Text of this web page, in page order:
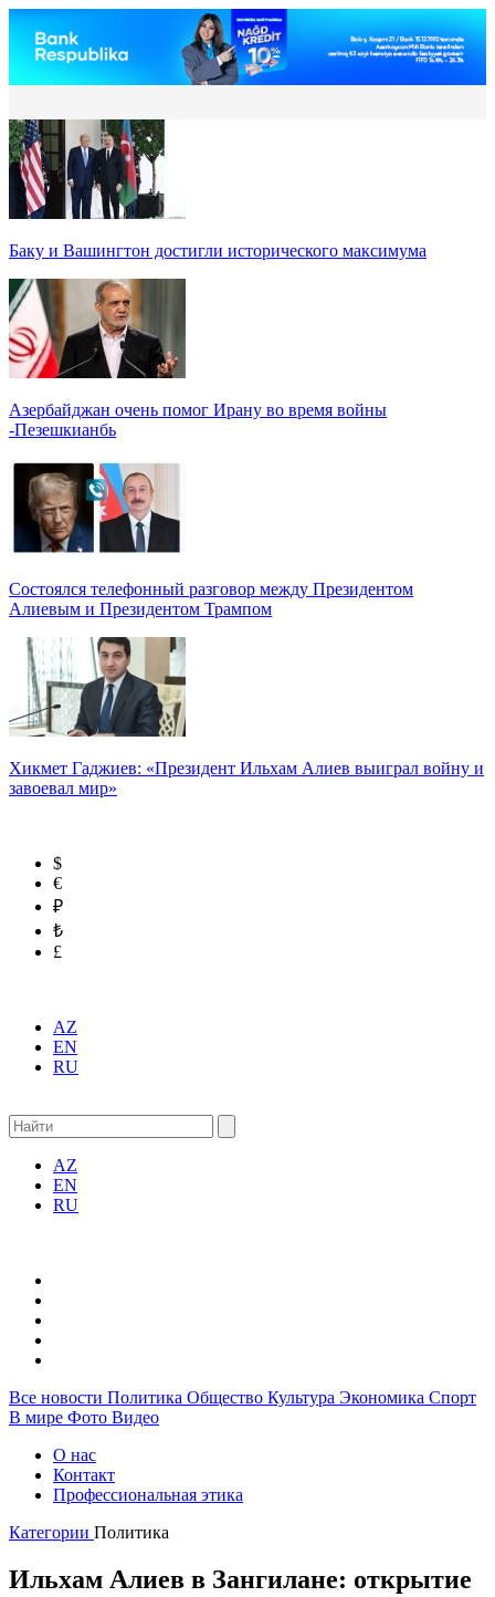
Баку и Вашингтон достигли исторического максимума
Азербайджан очень помог Ирану во время войны
-Пезешкианбь
Состоялся телефонный разговор между Президентом
Алиевым и Президентом Трампом
Хикмет Гаджиев: «Президент Ильхам Алиев выиграл войну и
завоевал мир»
$
€
₽
₺
£
AZ
EN
RU
AZ
EN
RU
Все новости Политика Общество Культура Экономика Спорт
В мире Фото Видео
О нас
Контакт
Профессиональная этика
Категории Политика
Ильхам Алиев в Зангилане: открытие